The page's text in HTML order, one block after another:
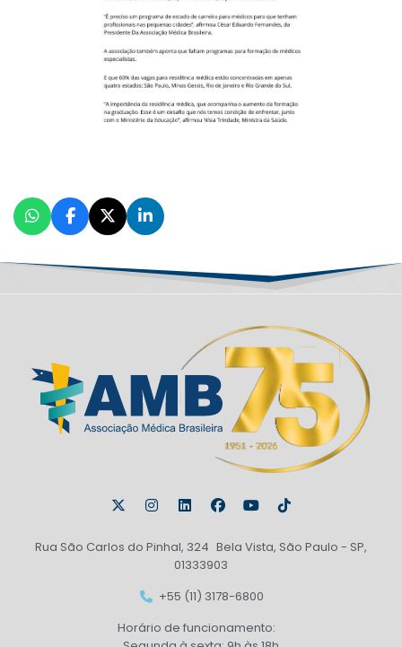
Rua São Carlos do Pinhal, 324 Bela Vista, São Paulo - SP,
01333903
+55 (11) 3178-6800
Horário de funcionamento: